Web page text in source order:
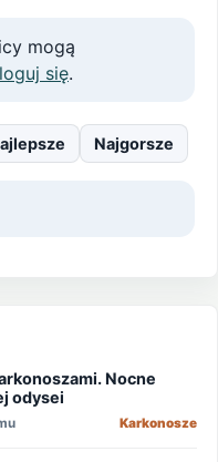
mogą
się.
Najgorsze
Nocne
odysei
Karkonosze